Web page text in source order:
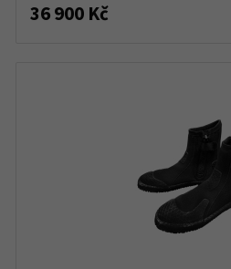
36 900 Kč